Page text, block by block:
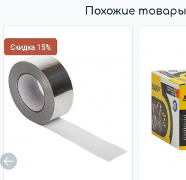
Похожие товары
Скидка 15%